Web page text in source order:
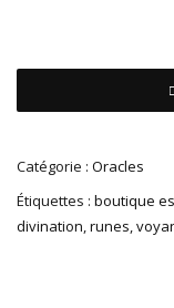
Catégorie : Oracles
Étiquettes : boutique
divination,runes,